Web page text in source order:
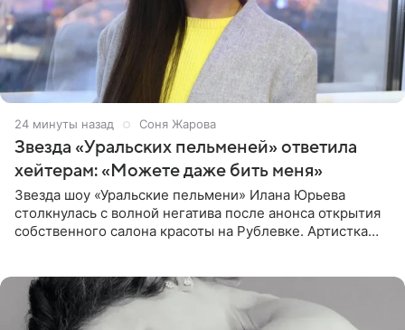
24 минуты назад Соня Жарова
Звезда «Уральских пельменей» ответила
хейтерам: «Можете даже бить меня»
Звезда шоу «Уральские пельмени» Илана Юрьева
столкнулась с волной негатива после анонса открытия
собственного салона красоты на Рублевке. Артистка